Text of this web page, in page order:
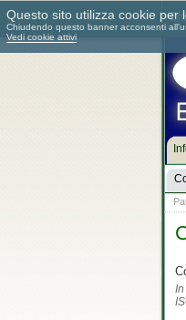
Questo sito utilizza cookie per
Chiudendo questo banner acconsenti
Vedi cookie attivi